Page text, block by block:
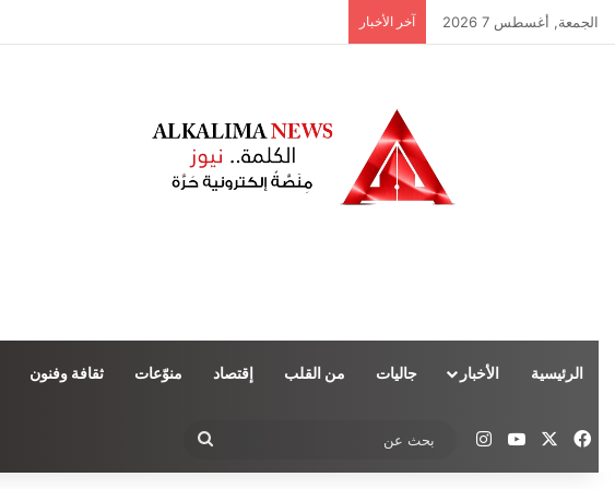
الجمعة, أغسطس 7 2026 آخر الأخبار
الرئيسية الأخبار جاليات من القلب إقتصاد منوّعات ثقافة وفنون
فيسبوك ‫YouTubeانستقرام
عن